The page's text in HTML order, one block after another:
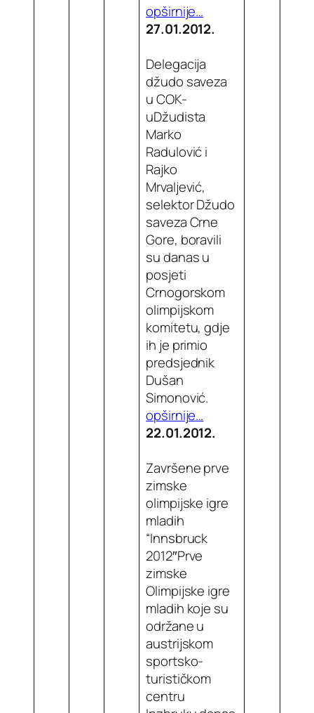
opširnije…
27.01.2012.
Delegacija
džudo saveza
u COK-
uDžudista
Marko
Radulović i
Rajko
Mrvaljević,
selektor Džudo
saveza Crne
Gore, boravili
su danas u
posjeti
Crnogorskom
olimpijskom
komitetu, gdje
ih je primio
predsjednik
Dušan
Simonović.
opširnije…
22.01.2012.
Završene prve
zimske
olimpijske igre
mladih
“Innsbruck
2012″Prve
zimske
Olimpijske igre
mladih koje su
održane u
austrijskom
sportsko-
turističkom
centru